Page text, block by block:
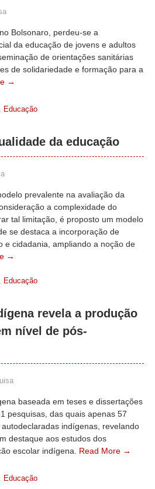
Bolsonaro, perdeu-se a
da educação de jovens e adultos
de orientações sanitárias
de solidariedade e formação para a
→
Educação
da educação
prevalente na avaliação da
a complexidade do
tal limitação, é proposto um modelo
se destaca a incorporação de
e cidadania, ampliando a noção de
→
Educação
revela a produção
nível de pós-
baseada em teses e dissertações
pesquisas, das quais apenas 57
indígenas, revelando
destaque aos estudos dos
escolar indígena. Read More →
Educação